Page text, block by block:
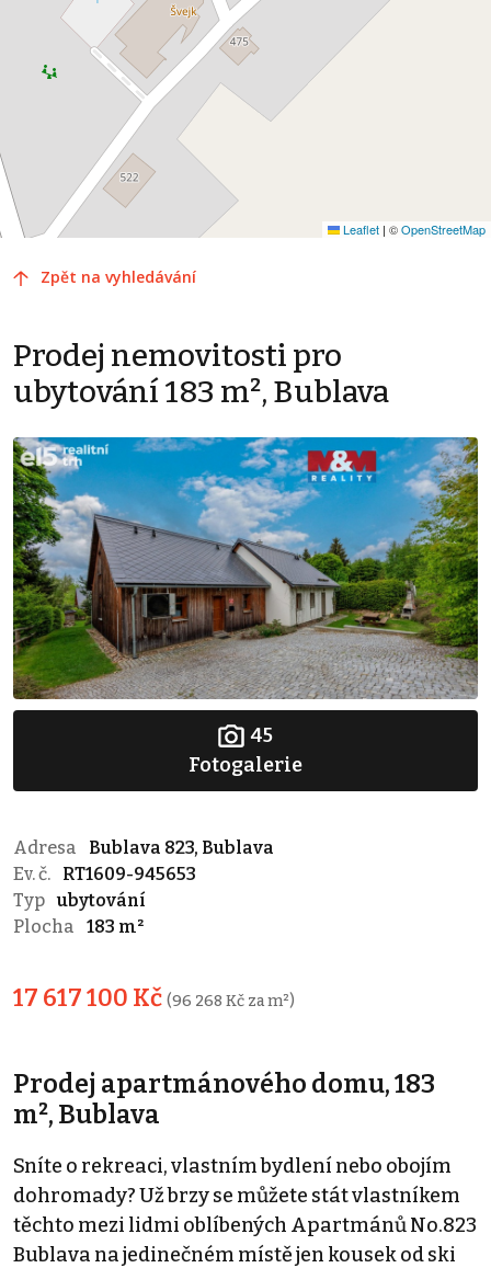
Leaflet | ©OpenStreetMap
Zpět na vyhledávání
Prodej nemovitosti pro
ubytování 183 m², Bublava
45
Fotogalerie
Adresa
Bublava 823, Bublava
Ev. č.
RT1609-945653
Typ ubytování
Plocha
183 m²
17 617 100 Kč (96 268 Kč za m²)
Prodej apartmánového domu, 183
m², Bublava
Sníte o rekreaci, vlastním bydlení nebo obojím
dohromady? Už brzy se můžete stát vlastníkem
těchto mezi lidmi oblíbených Apartmánů No.823
Bublava na jedinečném místě jen kousek od ski